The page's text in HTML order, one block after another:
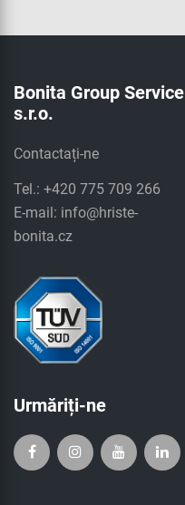
Bonita Group Service
s.r.o.
Contactați-ne
Tel.: +420 775 709 266
E-mail: info@hriste-
bonita.cz
Urmăriți-ne